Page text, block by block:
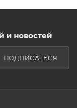
и новостей
ПОДПИСАТЬСЯ